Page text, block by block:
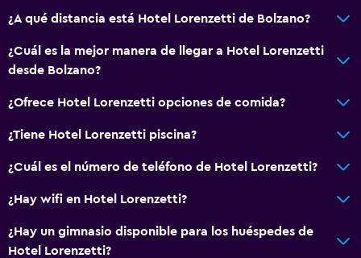
¿A qué distancia está Hotel Lorenzetti de Bolzano?
¿Cuál es la mejor manera de llegar a Hotel Lorenzetti
desde Bolzano?
¿Ofrece Hotel Lorenzetti opciones de comida?
¿Tiene Hotel Lorenzetti piscina?
¿Cuál es el número de teléfono de Hotel Lorenzetti?
¿Hay wifi en Hotel Lorenzetti?
¿Hay un gimnasio disponible para los huéspedes de
Hotel Lorenzetti?